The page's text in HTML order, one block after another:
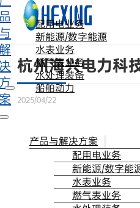
跳转到主要内容 跳转到页脚
配用电业务
新能源/数字能源
水表业务
燃气表业务
水处理装备
船舶动力
产品与解决方案
配用电业务
新能源/数字能
水表业务
燃气表业务
杭州海兴电力科
2025/04/22